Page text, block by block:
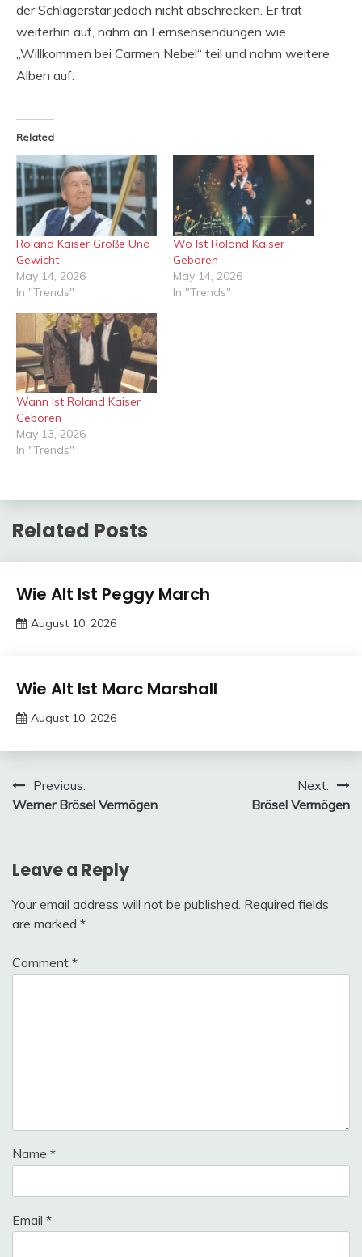
der Schlagerstar jedoch nicht abschrecken. Er trat
weiterhin auf, nahm an Fernsehsendungen wie
„Willkommen bei Carmen Nebel“ teil und nahm weitere
Alben auf.
Related
Roland Kaiser Größe Und
Gewicht
May 14, 2026
In "Trends"
Wo Ist Roland Kaiser
Geboren
May 14, 2026
In "Trends"
Wann Ist Roland Kaiser
Geboren
May 13, 2026
In "Trends"
Related Posts
Trends
Wie Alt Ist Peggy March
August 10, 2026
Trends
Wie Alt Ist Marc Marshall
August 10, 2026
Post
navigation
Previous:
Werner Brösel Vermögen
Next:
Brösel Vermögen
Leave a Reply
Your email address will not be published. Required fields
are marked *
Comment *
Name *
Email *